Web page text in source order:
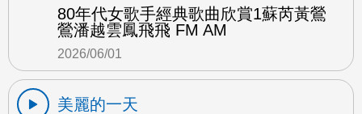
80年代女歌手經典歌曲欣賞1蘇芮黃鶯
鶯潘越雲鳳飛飛 FM AM
2026/06/01
美麗的一天